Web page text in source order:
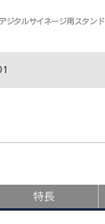
ジタルサイネージ用スタンド
特長